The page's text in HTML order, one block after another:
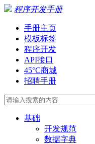
程序开发手册
手册主页
模板标签
程序开发
API接口
45°C商城
招聘手册
基础
开发规范
数据字典